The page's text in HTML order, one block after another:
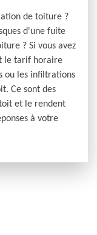
de toiture ?
d'une fuite
? Si vous avez
le tarif horaire
ou les infiltrations
Ce sont des
et le rendent
à votre